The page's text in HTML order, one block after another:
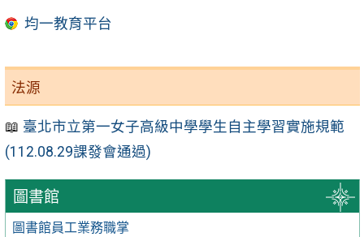
圖書館
圖書館員工業務職掌
均一教育平台
法源
📖 臺北市立第一女子高級中學學生自主學習實施規範
(112.08.29課發會通過)